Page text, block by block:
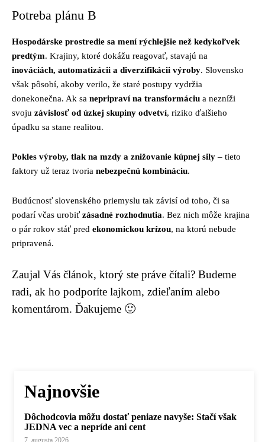
Potreba plánu B
Hospodárske prostredie sa mení rýchlejšie než kedykoľvek
predtým. Krajiny, ktoré dokážu reagovať, stavajú na
inováciách, automatizácii a diverzifikácii výroby. Slovensko
však pôsobí, akoby verilo, že staré postupy vydržia
donekonečna. Ak sa nepripraví na transformáciu a nezníži
svoju závislosť od úzkej skupiny odvetví, riziko ďalšieho
úpadku sa stane realitou.
Pokles výroby, tlak na mzdy a znižovanie kúpnej sily – tieto
faktory už teraz tvoria nebezpečnú kombináciu.
Budúcnosť slovenského priemyslu tak závisí od toho, či sa
podarí včas urobiť zásadné rozhodnutia. Bez nich môže krajina
o pár rokov stáť pred ekonomickou krízou, na ktorú nebude
pripravená.
Zaujal Vás článok, ktorý ste práve čítali? Budeme
radi, ak ho podporíte lajkom, zdieľaním alebo
komentárom. Ďakujeme 🙂
Najnovšie
Dôchodcovia môžu dostať peniaze navyše: Stačí však
JEDNA vec a nepríde ani cent